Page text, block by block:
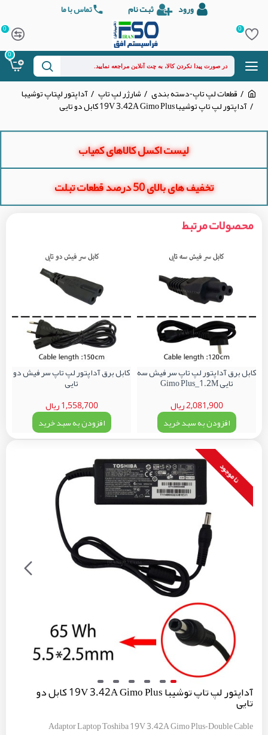
ورود ثبت نام تماس با ما
0
0
0
قطعات لپ تاپ-دسته بندی شارژر لپ تاپ آداپتور لپتاپ توشیبا
آداپتور لپ تاپ توشیبا 19V 3.42A Gimo Plus کابل دو تایی
لیست اکسل کالاهای کمیاب
تخفیف های بالای 50 درصد قطعات تبلت
محصولات مرتبط
کابل برق آداپتور لپ تاپ سر فیش سه
تایی Gimo Plus_1.2M
2,081,900 ریال
افزودن به سبد خرید
کابل برق آداپتور لپ تاپ سر فیش دو
تایی
1,558,700 ریال
افزودن به سبد خرید
نا موجود
آداپتور لپ تاپ توشیبا 19V 3.42A Gimo Plus کابل دو
تایی
Adaptor Laptop Toshiba 19V 3.42A Gimo Plus-Double Cable